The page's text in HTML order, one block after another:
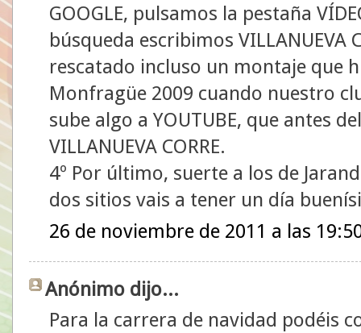
GOOGLE, pulsamos la pestaña
búsqueda escribimos VILLANUEVA
rescatado incluso un montaje que
Monfragüe 2009 cuando nuestro
sube algo a YOUTUBE, que antes
VILLANUEVA CORRE.
4º Por último, suerte a los de
dos sitios vais a tener un día
26 de noviembre de 2011 a las
Anónimo dijo...
Para la carrera de navidad podéis